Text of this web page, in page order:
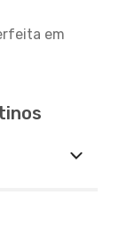
em